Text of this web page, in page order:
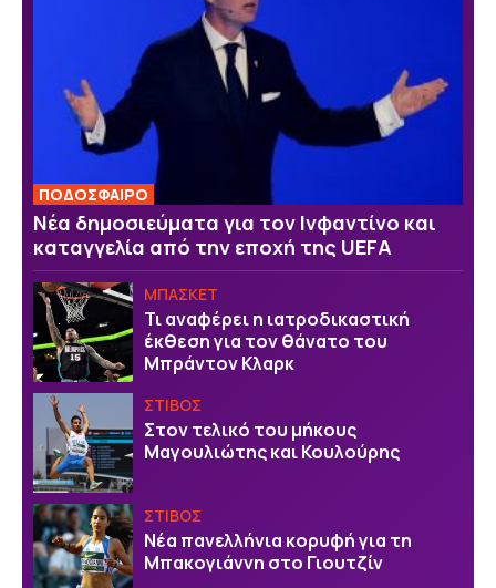
ΠΟΔΟΣΦΑΙΡΟ
Νέα δημοσιεύματα για τον Ινφαντίνο και
καταγγελία από την εποχή της UEFA
ΜΠΑΣΚΕΤ
Τι αναφέρει η ιατροδικαστική
έκθεση για τον θάνατο του
Μπράντον Κλαρκ
ΣΤΙΒΟΣ
Στον τελικό του μήκους
Μαγουλιώτης και Κουλούρης
ΣΤΙΒΟΣ
Νέα πανελλήνια κορυφή για τη
Μπακογιάννη στο Γιουτζίν